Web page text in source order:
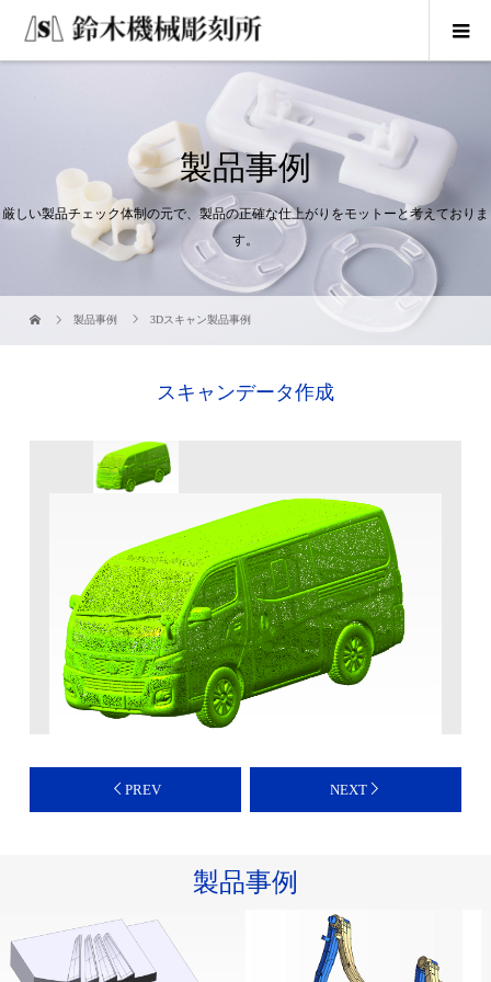
製品事例
厳しい製品チェック体制の元で、製品の正確な仕上がりをモットーと考えておりま
す。
製品事例 3Dスキャン製品事例
スキャンデータ作成
PREV NEXT
製品事例